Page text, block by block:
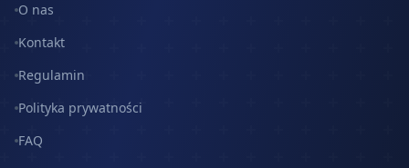
O nas
Kontakt
Regulamin
Polityka prywatności
FAQ